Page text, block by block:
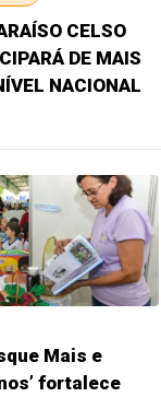
CELSO
DE MAIS
NACIONAL
Mais e
fortalece